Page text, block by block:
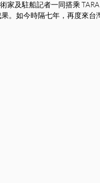
家及駐船記者一同搭乘
。如今時隔七年，再度來台